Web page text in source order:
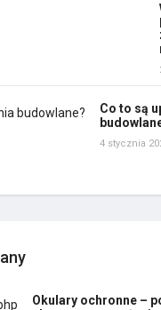
Co to są
4 stycznia
Okulary ochronne –